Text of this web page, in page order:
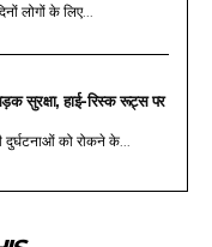
लोगों के लिए...
सुरक्षा, हाई-रिस्क रूट्स पर
दुर्घटनाओं को रोकने के...